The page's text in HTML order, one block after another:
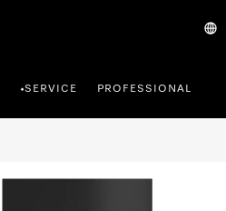
•SERVICE PROFESSIONAL